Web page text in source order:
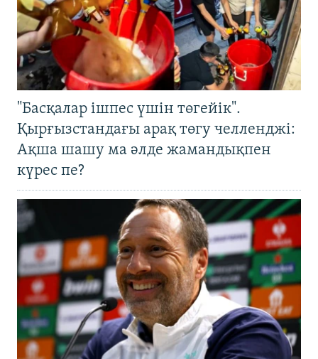
"Басқалар ішпес үшін төгейік".
Қырғызстандағы арақ төгу челленджі:
Ақша шашу ма әлде жамандықпен
күрес пе?